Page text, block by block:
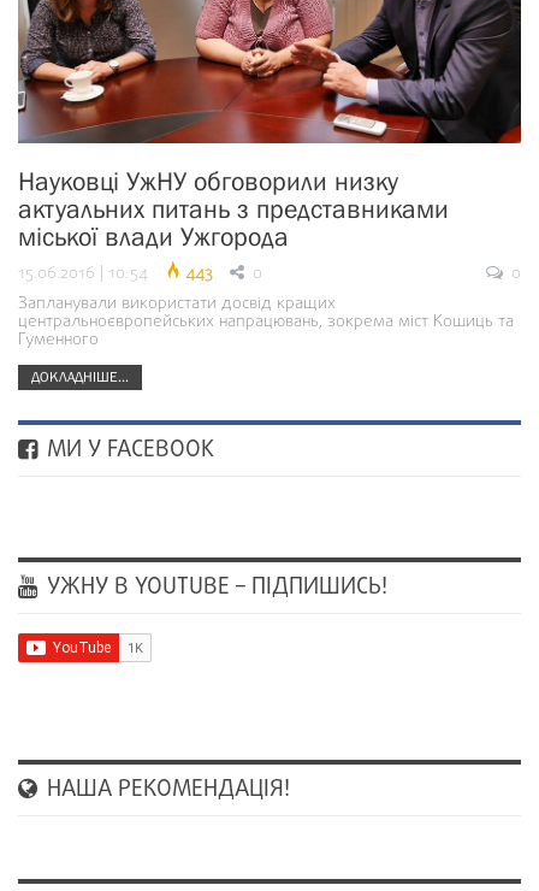
Науковці УжНУ обговорили низку
актуальних питань з представниками
міської влади Ужгорода
15.06.2016 | 10:54 443 0
0
Запланували використати досвід кращих
центральноєвропейських напрацювань, зокрема міст Кошиць та
Гуменного
ДОКЛАДНІШЕ...
МИ У FACEBOOK
УЖНУ В YOUTUBE – ПІДПИШИСЬ!
НАША РЕКОМЕНДАЦІЯ!